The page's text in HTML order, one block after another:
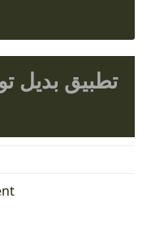
تطبيق بديل